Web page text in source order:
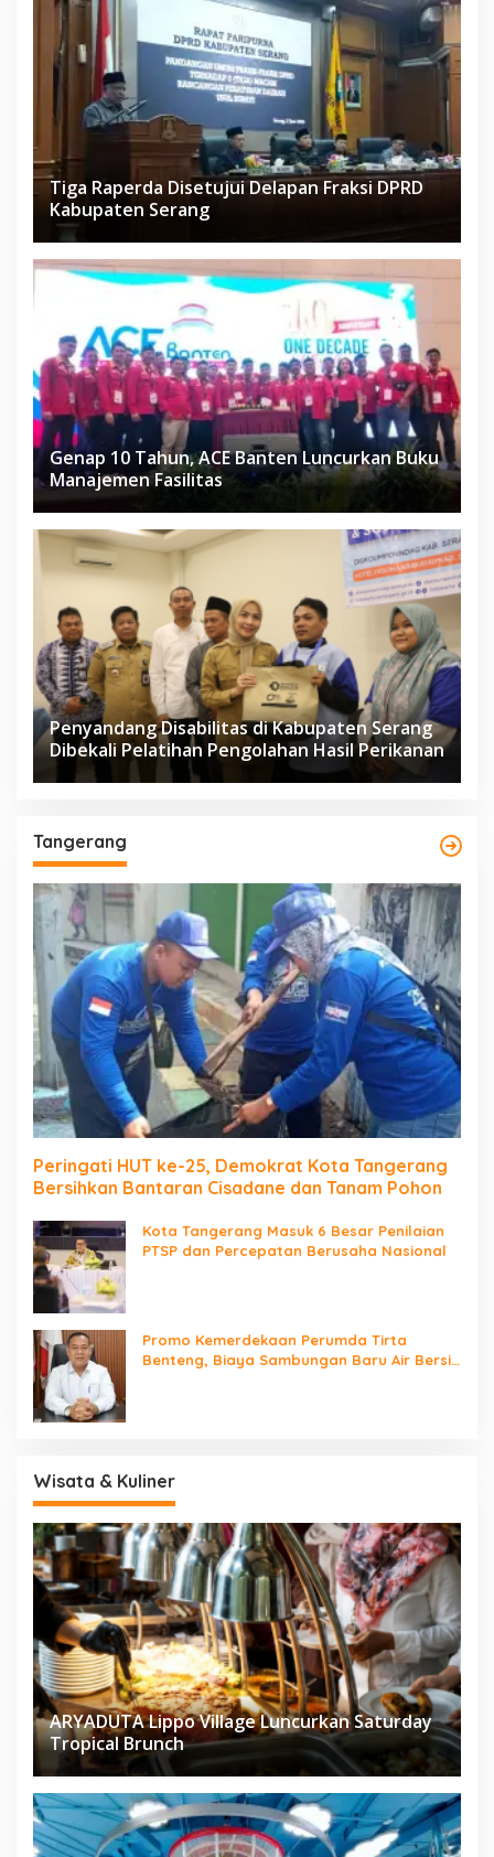
Tiga Raperda Disetujui Delapan Fraksi DPRD
Kabupaten Serang
Genap 10 Tahun, ACE Banten Luncurkan Buku
Manajemen Fasilitas
Penyandang Disabilitas di Kabupaten Serang
Dibekali Pelatihan Pengolahan Hasil Perikanan
Tangerang
Peringati HUT ke-25, Demokrat Kota Tangerang
Bersihkan Bantaran Cisadane dan Tanam Pohon
Kota Tangerang Masuk 6 Besar Penilaian
PTSP dan Percepatan Berusaha Nasional
Promo Kemerdekaan Perumda Tirta
Benteng, Biaya Sambungan Baru Air Bersih
Wisata & Kuliner
ARYADUTA Lippo Village Luncurkan Saturday
Tropical Brunch